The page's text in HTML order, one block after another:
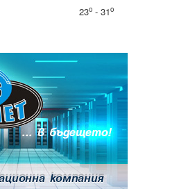
23o- 31o